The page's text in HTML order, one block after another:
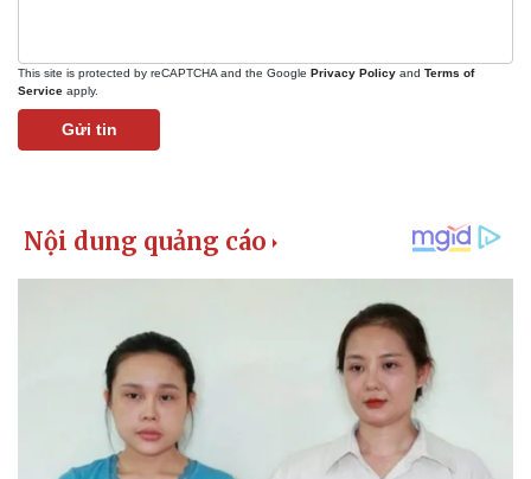
This site is protected by reCAPTCHA and the Google Privacy Policy and Terms of
Service apply.
Gửi tin